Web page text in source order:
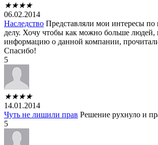
★★★★
06.02.2014
Наследство Представляли мои интересы по
делу. Хочу чтобы как можно больше людей,
информацию о данной компании,
Спасибо!
5
★★★★
14.01.2014
Чуть не лишили прав Решение рухнуло и
5